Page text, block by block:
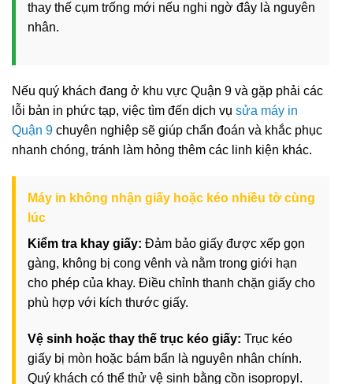
thay thế cụm trống mới nếu nghi ngờ đây là nguyên
nhân.
Nếu quý khách đang ở khu vực Quận 9 và gặp phải các
lỗi bản in phức tạp, việc tìm đến dịch vụ sửa máy in
Quận 9 chuyên nghiệp sẽ giúp chẩn đoán và khắc phục
nhanh chóng, tránh làm hỏng thêm các linh kiện khác.
Máy in không nhận giấy hoặc kéo nhiều tờ cùng
lúc
Kiểm tra khay giấy: Đảm bảo giấy được xếp gọn
gàng, không bị cong vênh và nằm trong giới hạn
cho phép của khay. Điều chỉnh thanh chặn giấy cho
phù hợp với kích thước giấy.
Vệ sinh hoặc thay thế trục kéo giấy: Trục kéo
giấy bị mòn hoặc bám bẩn là nguyên nhân chính.
Quý khách có thể thử vệ sinh bằng cồn isopropyl.